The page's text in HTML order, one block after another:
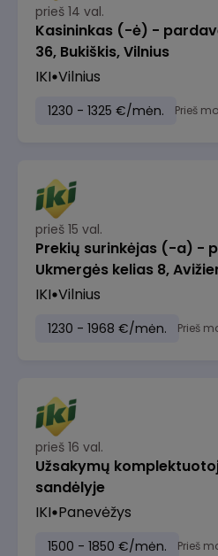
prieš 14 val.
Kasininkas (-ė) -
36, Bukiškis, Vilnius
IKI Vilnius
1230 - 1325 €/mėn. Prieš
prieš 15 val.
Prekių surinkėjas (-a) -
Ukmergės kelias 8,
IKI Vilnius
1230 - 1968 €/mėn. Prieš
prieš 16 val.
Užsakymų
sandėlyje
IKI Panevėžys
1500 - 1850 €/mėn. Prieš